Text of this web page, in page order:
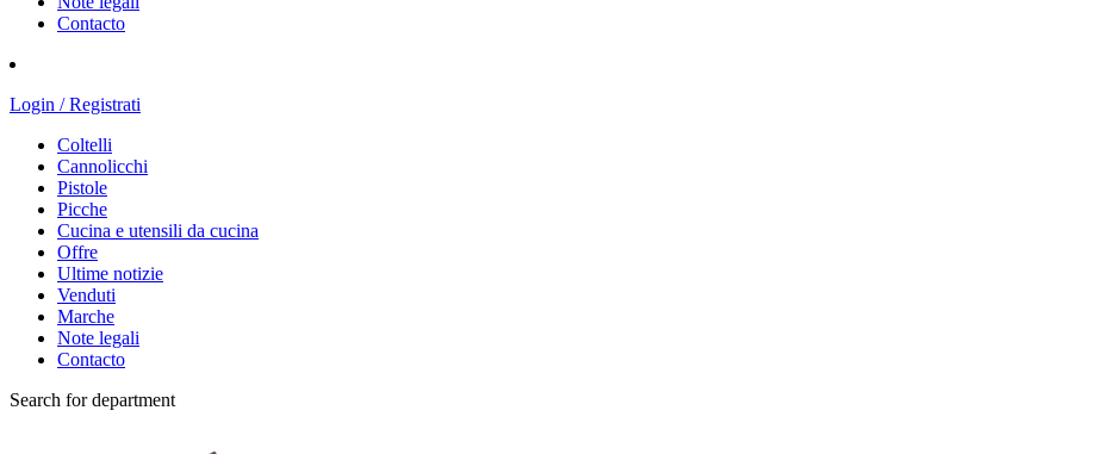
Contacto
Login / Registrati
Coltelli
Cannolicchi
Pistole
Picche
Cucina e utensili da cucina
Offre
Ultime notizie
Venduti
Marche
Note legali
Contacto
Search for department